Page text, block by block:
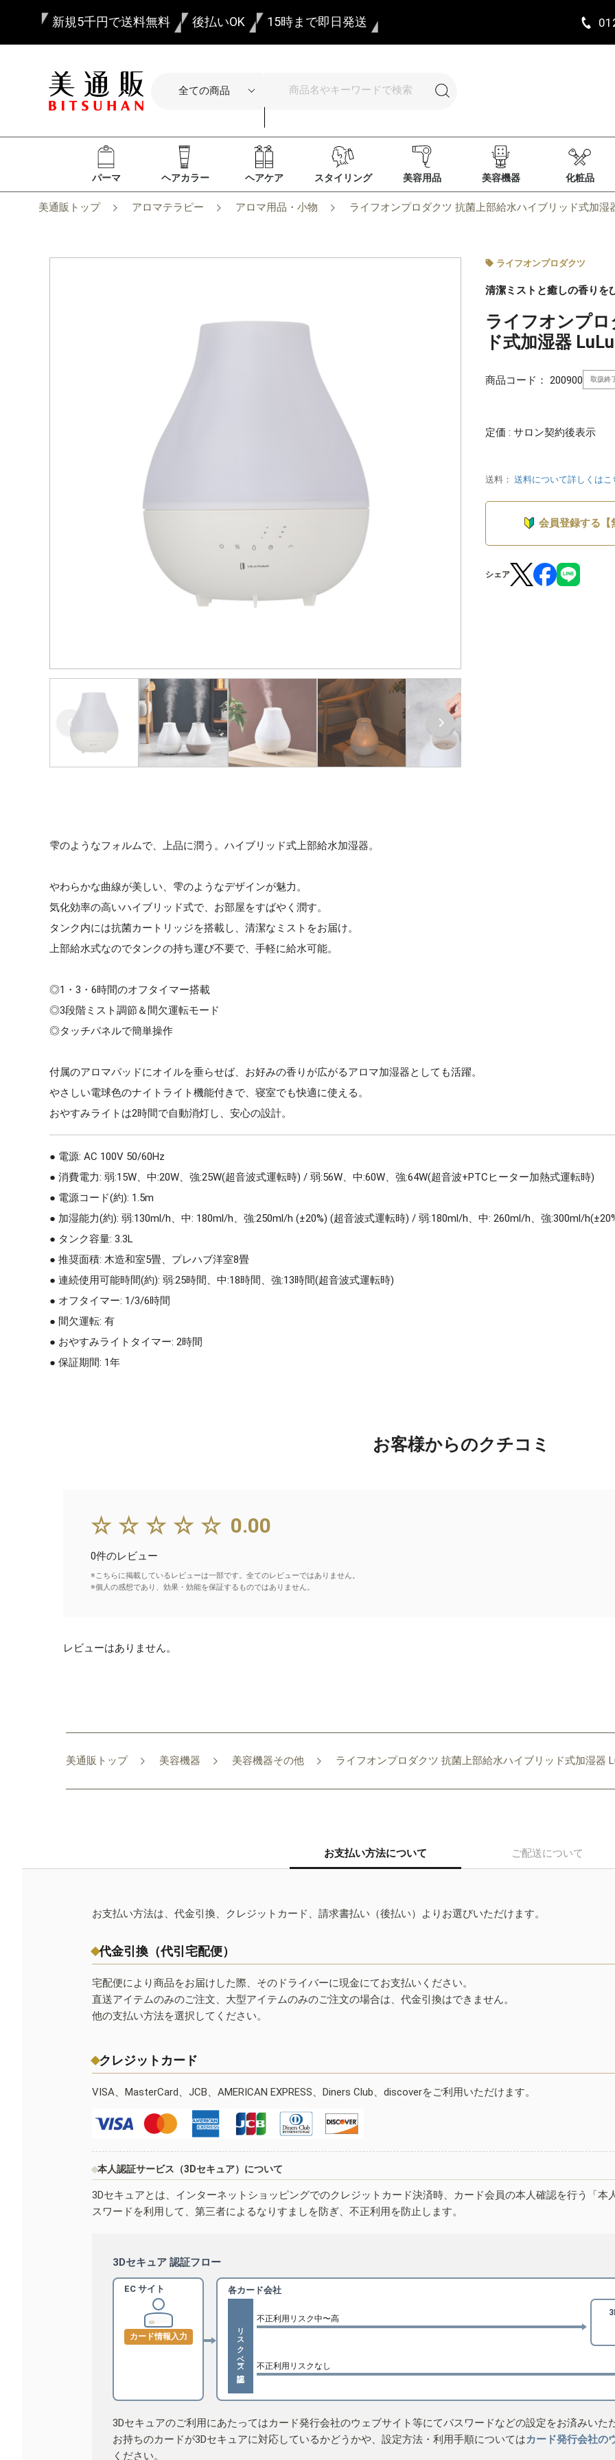
新規5千円で送料無料 後払いOK 15時まで即日発送
パーマ ヘアカラー ヘアケア スタイリング 美容用品 美容機器 化粧品
美通販トップ アロマテラピー アロマ用品・小物 ライフオンプロダクツ 抗菌上部給水ハイブリッド式加湿
ライフオンプロダクツ
清潔ミストと癒しの香りを
ライフオンプロ
ド式加湿器
商品コード： 200900 取扱終
定価 : サロン契約後表示
送料： 送料について詳しくはこ
会員登録する【
シェア
雫のようなフォルムで、上品に潤う。ハイブリッド式上部給水加湿器。
やわらかな曲線が美しい、雫のようなデザインが魅力。
気化効率の高いハイブリッド式で、お部屋をすばやく潤す。
タンク内には抗菌カートリッジを搭載し、清潔なミストをお届け。
上部給水式なのでタンクの持ち運び不要で、手軽に給水可能。
◎1・3・6時間のオフタイマー搭載
◎3段階ミスト調節＆間欠運転モード
◎タッチパネルで簡単操作
付属のアロマパッドにオイルを垂らせば、お好みの香りが広がるアロマ加湿器としても活躍。
やさしい電球色のナイトライト機能付きで、寝室でも快適に使える。
おやすみライトは2時間で自動消灯し、安心の設計。
● 電源: AC 100V 50/60Hz
● 消費電力: 弱:15W、中:20W、強:25W(超音波式運転時) / 弱:56W、中:60W、強:64W(超音波+PTCヒーター加熱式運転時)
● 電源コード(約): 1.5m
● 加湿能力(約): 弱:130ml/h、中: 180ml/h、強:250ml/h (±20%) (超音波式運転時) / 弱:180ml/h、中: 260ml/h、強:300ml/
● タンク容量: 3.3L
● 推奨面積: 木造和室5畳、プレハブ洋室8畳
● 連続使用可能時間(約): 弱:25時間、中:18時間、強:13時間(超音波式運転時)
● オフタイマー: 1/3/6時間
● 間欠運転: 有
● おやすみライトタイマー: 2時間
● 保証期間: 1年
お客様からのクチコミ
☆☆☆☆☆ 0.00
0件のレビュー
※こちらに掲載しているレビューは一部です。全てのレビューではありません。
※個人の感想であり、効果・効能を保証するものではありません。
レビューはありません。
美通販トップ 美容機器 美容機器その他 ライフオンプロダクツ 抗菌上部給水ハイブリッド式加湿器
お支払い方法について ご配送について
お支払い方法は、代金引換、クレジットカード、請求書払い（後払い）よりお選びいただけます。
代金引換（代引宅配便）
宅配便により商品をお届けした際、そのドライバーに現金にてお支払いください。
直送アイテムのみのご注文、大型アイテムのみのご注文の場合は、代金引換はできません。
他の支払い方法を選択してください。
クレジットカード
VISA、MasterCard、JCB、AMERICAN EXPRESS、Diners Club、discoverをご利用いただけます。
本人認証サービス（3Dセキュア）について
3Dセキュアとは、インターネットショッピングでのクレジットカード決済時、カード会員の本人確認を行う「
スワードを利用して、第三者によるなりすましを防ぎ、不正利用を防止します。
3Dセキュア 認証フロー
EC サイト
カード情報入力
各カード会社
リスクベース認証
不正利用リスク中〜高
不正利用リスクなし
3Dセキュアのご利用にあたってはカード発行会社のウェブサイト等にてパスワードなどの設定をお済みいた
お持ちのカードが3Dセキュアに対応しているかどうかや、設定方法・利用手順についてはカード発行会社の
ください。